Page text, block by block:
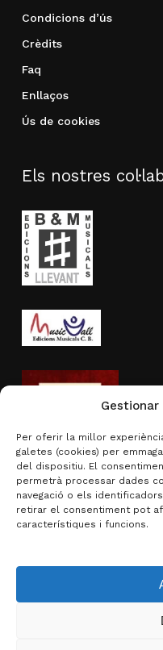
Per oferir la millor
galetes (cookies) per
del dispositiu. El
permetrà processar dades
navegació o els
retirar el consentiment pot
característiques i funcions.
Condicions d’ús
Crèdits
Faq
Enllaços
Ús de cookies
Els nostres
Activitat